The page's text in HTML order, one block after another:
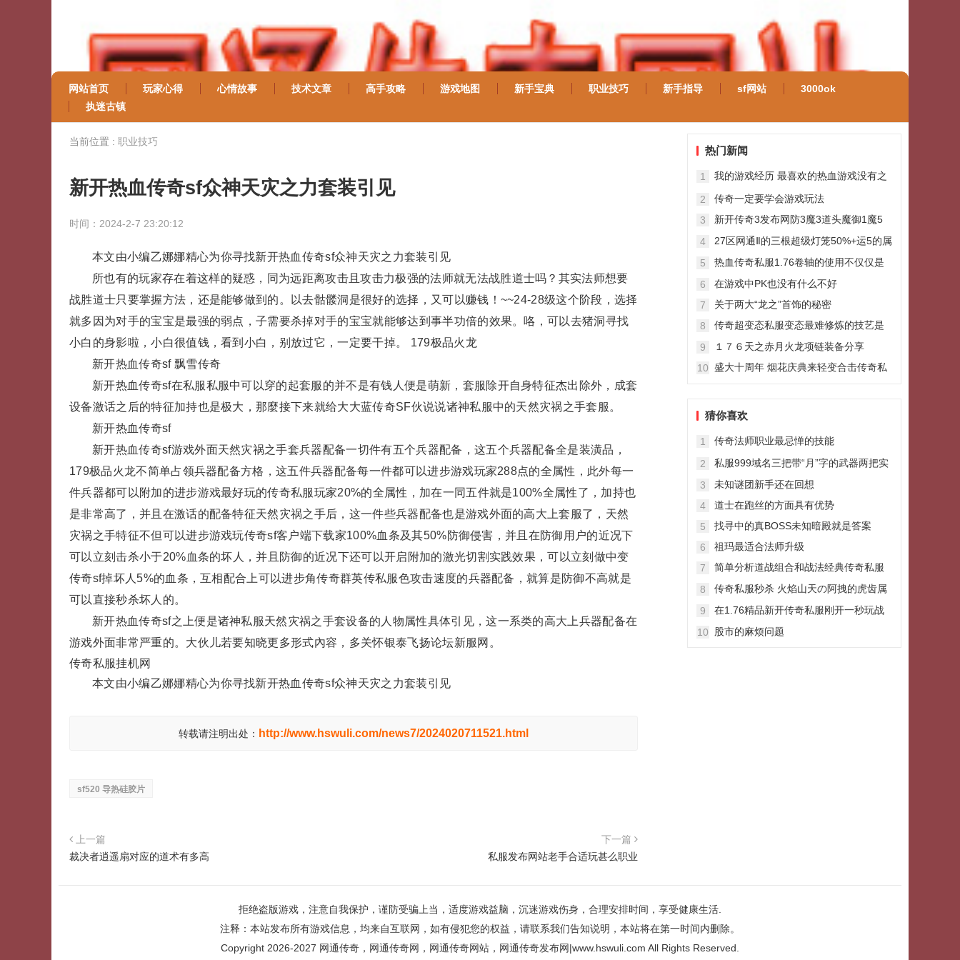
网站首页 玩家心得 心情故事 技术文章 高手攻略 游戏地图 新手宝典 职业技巧 新手指导 sf网站
3000ok
执迷古镇
当前位置 : 职业技巧
新开热血传奇sf众神天灾之力套装引见
时间：2024-2-7 23:20:12
本文由小编乙娜娜精心为你寻找新开热血传奇sf众神天灾之力套装引见
所也有的玩家存在着这样的疑惑，同为远距离攻击且攻击力极强的法师就无法战胜道士吗？其实法师想要
战胜道士只要掌握方法，还是能够做到的。以去骷髅洞是很好的选择，又可以赚钱！~~24-28级这个阶段，选择
就多因为对手的宝宝是最强的弱点，子需要杀掉对手的宝宝就能够达到事半功倍的效果。咯，可以去猪洞寻找
小白的身影啦，小白很值钱，看到小白，别放过它，一定要干掉。 179极品火龙
新开热血传奇sf 飘雪传奇
新开热血传奇sf在私服私服中可以穿的起套服的并不是有钱人便是萌新，套服除开自身特征杰出除外，成套
设备激话之后的特征加持也是极大，那麼接下来就给大大蓝传奇SF伙说说诸神私服中的天然灾祸之手套服。
新开热血传奇sf
新开热血传奇sf游戏外面天然灾祸之手套兵器配备一切件有五个兵器配备，这五个兵器配备全是装潢品，
179极品火龙不简单占领兵器配备方格，这五件兵器配备每一件都可以进步游戏玩家288点的全属性，此外每一
件兵器都可以附加的进步游戏最好玩的传奇私服玩家20%的全属性，加在一同五件就是100%全属性了，加持也
是非常高了，并且在激话的配备特征天然灾祸之手后，这一件些兵器配备也是游戏外面的高大上套服了，天然
灾祸之手特征不但可以进步游戏玩传奇sf客户端下载家100%血条及其50%防御侵害，并且在防御用户的近况下
可以立刻击杀小于20%血条的坏人，并且防御的近况下还可以开启附加的激光切割实践效果，可以立刻做中变
传奇sf掉坏人5%的血条，互相配合上可以进步角传奇群英传私服色攻击速度的兵器配备，就算是防御不高就是
可以直接秒杀坏人的。
新开热血传奇sf之上便是诸神私服天然灾祸之手套设备的人物属性具体引见，这一系类的高大上兵器配备在
游戏外面非常严重的。大伙儿若要知晓更多形式內容，多关怀银泰飞扬论坛新服网。
传奇私服挂机网
本文由小编乙娜娜精心为你寻找新开热血传奇sf众神天灾之力套装引见
转载请注明出处： http://www.hswuli.com/news7/2024020711521.html
sf520 导热硅胶片
上一篇
裁决者逍遥扇对应的道术有多高
下一篇
私服发布网站老手合适玩甚么职业
热门新闻
1
我的游戏经历 最喜欢的热血游戏没有之
2
传奇一定要学会游戏玩法
3
新开传奇3发布网防3魔3道头魔御1魔5
4
27区网通Ⅱ的三根超级灯笼50%+运5的属
5
热血传奇私服1.76卷轴的使用不仅仅是
6
在游戏中PK也没有什么不好
7
关于两大“龙之”首饰的秘密
8
传奇超变态私服变态最难修炼的技艺是
9
１７６天之赤月火龙项链装备分享
10 盛大十周年 烟花庆典来轻变合击传奇私
猜你喜欢
1
传奇法师职业最忌惮的技能
2
私服999域名三把带“月”字的武器两把实
3
未知谜团新手还在回想
4
道士在跑丝的方面具有优势
5
找寻中的真BOSS未知暗殿就是答案
6
祖玛最适合法师升级
7
简单分析道战组合和战法经典传奇私服
8
传奇私服秒杀 火焰山天の阿拽的虎齿属
9
在1.76精品新开传奇私服刚开一秒玩战
10 股市的麻烦问题
拒绝盗版游戏，注意自我保护，谨防受骗上当，适度游戏益脑，沉迷游戏伤身，合理安排时间，享受健康生活.
注释：本站发布所有游戏信息，均来自互联网，如有侵犯您的权益，请联系我们告知说明，本站将在第一时间内删除。
Copyright 2026-2027 网通传奇，网通传奇网，网通传奇网站，网通传奇发布网|www.hswuli.com All Rights Reserved.